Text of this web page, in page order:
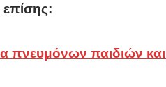
επίσης:
πνευμόνων παιδιών